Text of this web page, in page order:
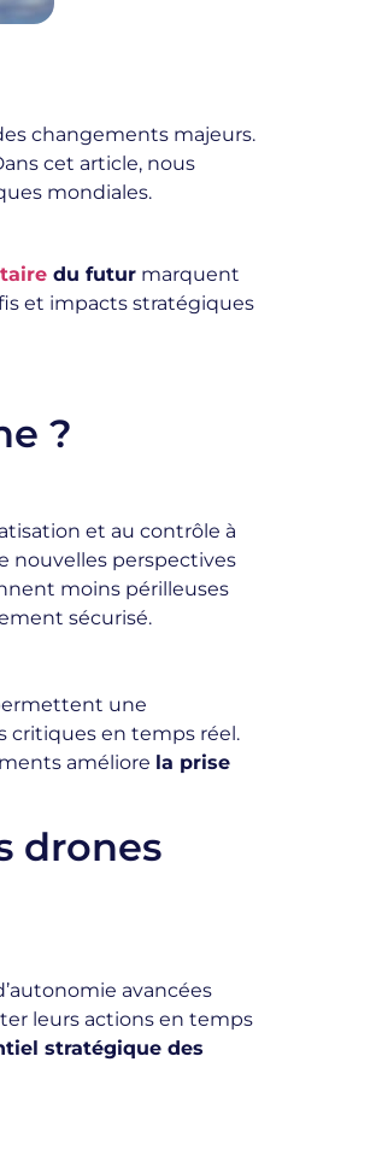
changements majeurs.
cet article, nous
mondiales.
du futur marquent
et impacts stratégiques
?
et au contrôle à
nouvelles perspectives
moins périlleuses
sécurisé.
une
critiques en temps réel.
améliore la prise
drones
avancées
leurs actions en temps
stratégique des